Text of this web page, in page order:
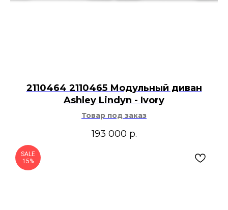
2110464 2110465 Модульный диван
Ashley Lindyn - Ivory
Товар под заказ
193 000 р.
SALE
15%